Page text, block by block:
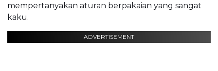
mempertanyakan aturan berpakaian yang sangat
kaku.
ADVERTISEMENT